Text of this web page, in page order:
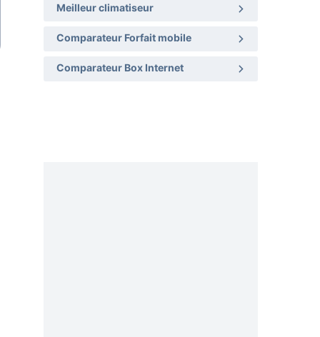
Meilleur climatiseur
Comparateur Forfait mobile
Comparateur Box Internet